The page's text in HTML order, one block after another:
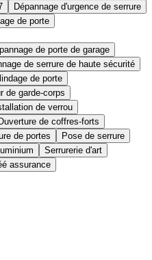
Dépannage d'urgence de serrure
de porte
de porte de garage
de serrure de haute sécurité
de porte
de garde-corps
de verrou
de coffres-forts
de portes
Pose de serrure
Serrurerie d'art
assurance